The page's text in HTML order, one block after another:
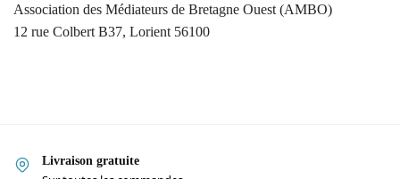
Association des Médiateurs de Bretagne Ouest (AMBO)
12 rue Colbert B37, Lorient 56100
Livraison gratuite